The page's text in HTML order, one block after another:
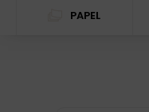
PAPEL